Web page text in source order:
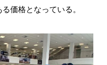
価格となっている。